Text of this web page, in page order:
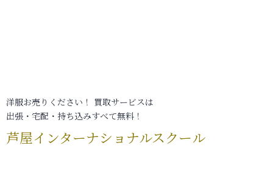
洋服お売りください！ 買取サービスは
出張・宅配・持ち込みすべて無料！
芦屋インターナショナルスクール